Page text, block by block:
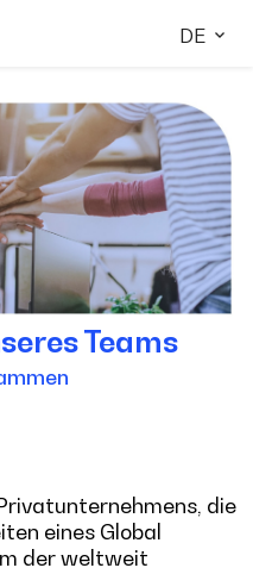
DE
Teams
die
eines Global
der weltweit